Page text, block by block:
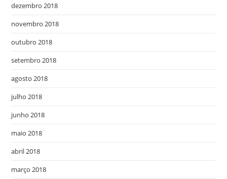
dezembro 2018
novembro 2018
outubro 2018
setembro 2018
agosto 2018
julho 2018
junho 2018
maio 2018
abril 2018
março 2018